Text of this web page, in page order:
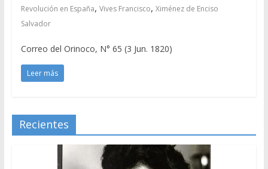
Revolución en España, Vives Francisco, Ximénez de Enciso
Salvador
Correo del Orinoco, N° 65 (3 Jun. 1820)
Leer más
Recientes